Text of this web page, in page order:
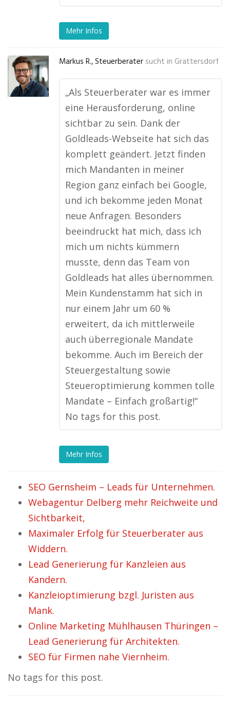
Mehr Infos
Markus R., Steuerberater sucht in Grattersdorf
„Als Steuerberater war es immer
eine Herausforderung, online
sichtbar zu sein. Dank der
Goldleads-Webseite hat sich das
komplett geändert. Jetzt finden
mich Mandanten in meiner
Region ganz einfach bei Google,
und ich bekomme jeden Monat
neue Anfragen. Besonders
beeindruckt hat mich, dass ich
mich um nichts kümmern
musste, denn das Team von
Goldleads hat alles übernommen.
Mein Kundenstamm hat sich in
nur einem Jahr um 60 %
erweitert, da ich mittlerweile
auch überregionale Mandate
bekomme. Auch im Bereich der
Steuergestaltung sowie
Steueroptimierung kommen tolle
Mandate – Einfach großartig!“
No tags for this post.
Mehr Infos
SEO Gernsheim – Leads für Unternehmen.
Webagentur Delberg mehr Reichweite und
Sichtbarkeit,
Maximaler Erfolg für Steuerberater aus
Widdern.
Lead Generierung für Kanzleien aus
Kandern.
Kanzleioptimierung bzgl. Juristen aus
Mank.
Online Marketing Mühlhausen Thüringen –
Lead Generierung für Architekten.
SEO für Firmen nahe Viernheim.
No tags for this post.